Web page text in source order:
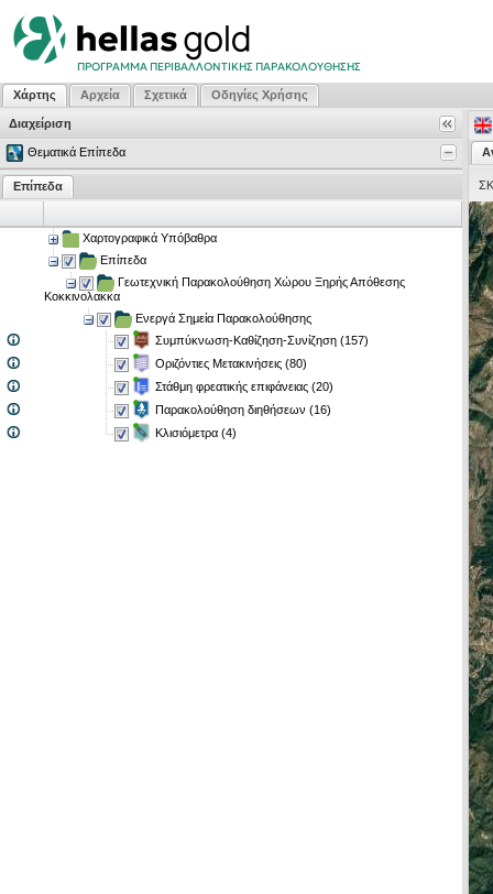
Χάρτης Αρχεία Σχετικά Οδηγίες Χρήσης
Διαχείριση
Θεματικά Επίπεδα
Επίπεδα
Χαρτογραφικά Υπόβαθρα
Επίπεδα
Γεωτεχνική Παρακολούθηση Χώρου Ξηρής Απόθεσης
Κοκκινολακκα
Ενεργά Σημεία Παρακολούθησης
Συμπύκνωση-Καθίζηση-Συνίζηση (157)
Οριζόντιες Μετακινήσεις (80)
Στάθμη φρεατικής επιφάνειας (20)
Παρακολούθηση διηθήσεων (16)
Κλισιόμετρα (4)